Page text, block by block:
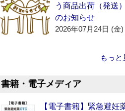
う商品出荷（発送
のお知らせ
2026年07月24日 (金)
もっと
書籍・電子メディア
【電子書籍】緊急避妊